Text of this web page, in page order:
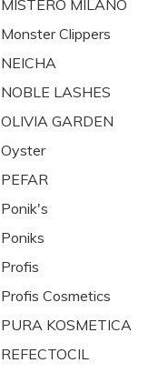
MISTERO MILANO
Monster Clippers
NEICHA
NOBLE LASHES
OLIVIA GARDEN
Oyster
PEFAR
Ponik's
Poniks
Profis
Profis Cosmetics
PURA KOSMETICA
REFECTOCIL